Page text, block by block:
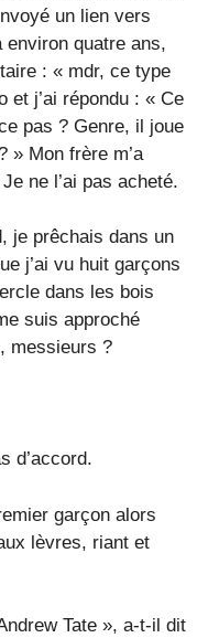
un lien vers
environ quatre ans,
: « mdr, ce type
et j’ai répondu : « Ce
pas ? Genre, il joue
» Mon frère m’a
ne l’ai pas acheté.
je prêchais dans un
j’ai vu huit garçons
dans les bois
suis approché
messieurs ?
d’accord.
garçon alors
lèvres, riant et
Tate », a-t-il dit